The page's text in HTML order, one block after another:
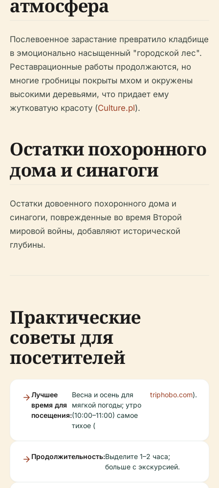
атмосфера
Послевоенное зарастание превратило кладбище
в эмоционально насыщенный "городской лес".
Реставрационные работы продолжаются, но
многие гробницы покрыты мхом и окружены
высокими деревьями, что придает ему
жутковатую красоту (Culture.pl).
Остатки похоронного
дома и синагоги
Остатки довоенного похоронного дома и
синагоги, поврежденные во время Второй
мировой войны, добавляют исторической
глубины.
Практические
советы для
посетителей
Лучшее
время для
посещения:
Весна и осень для
мягкой погоды; утро
(10:00–11:00) самое
тихое (
triphobo.com).
Продолжительность:Выделите 1–2 часа;
больше с экскурсией.